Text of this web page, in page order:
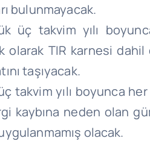
bulunmayacak.
üç takvim yılı
olarak TIR karnesi
taşıyacak.
takvim yılı boyunca
kaybına neden olan
olacak.